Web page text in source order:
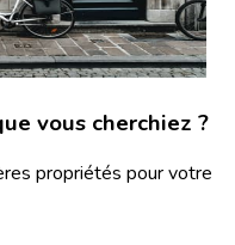
vous cherchiez ?
propriétés pour votre